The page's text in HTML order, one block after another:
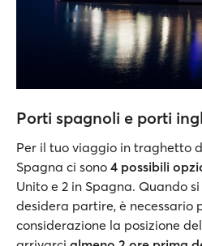
Porti spagnoli e porti
Per il tuo viaggio in traghetto
Spagna ci sono 4 possibili
Unito e 2 in Spagna. Quando
desidera partire, è necessario
considerazione la posizione